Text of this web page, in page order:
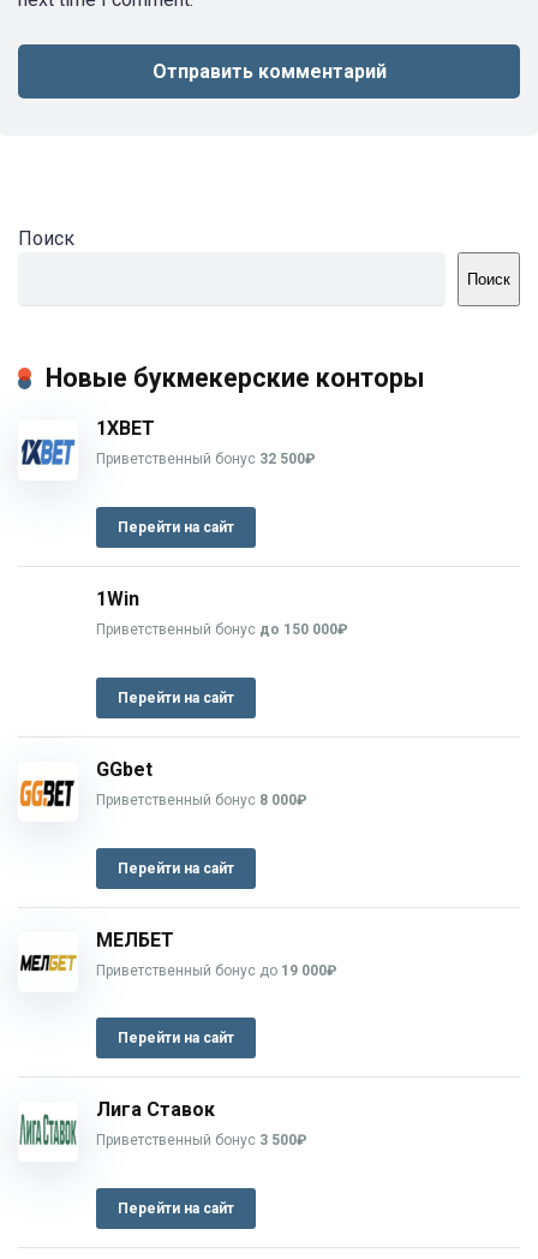
Поиск
Поиск
Новые букмекерские конторы
1XBET
Приветственный бонус 32 500₽
Перейти на сайт
1Win
Приветственный бонус до 150 000₽
Перейти на сайт
GGbet
Приветственный бонус 8 000₽
Перейти на сайт
МЕЛБЕТ
Приветственный бонус до 19 000₽
Перейти на сайт
Лига Ставок
Приветственный бонус 3 500₽
Перейти на сайт